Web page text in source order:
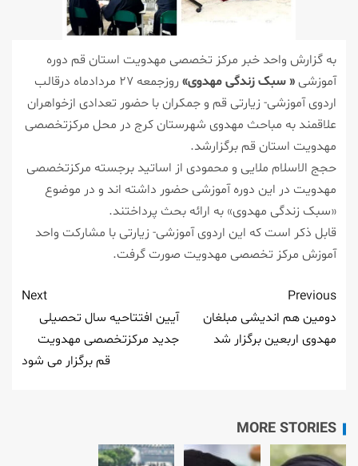
به گزارش واحد خبر مرکز تخصصی مهدویت استان قم دوره
آموزشی « سبک زندگی مهدوی»
روزجمعه ۲۷ مردادماه درقالب
اردوی آموزشی- زیارتی قم و جمکران با حضور تعدادی ازخواهران
علاقمند به مباحث مهدوی شهرستان کرج در محل مرکزتخصصی
مهدویت استان قم برگزارشد.
حجج الاسلام ملایی و محمودی از اساتید برجسته مرکزتخصصی
مهدویت در این دوره آموزشی حضور داشته اند و در موضوع
«سبک زندگی مهدوی» به ارائه بحث پرداختند.
قابل ذکر است که این اردوی آموزشی- زیارتی با مشارکت واحد
آموزش مرکز تخصصی مهدویت صورت گرفت.
Previous
دومین هم اندیشی مبلغان
مهدوی اربعین برگزار شد
Next
آیین افتتاحیه سال تحصیلی
جدید مرکزتخصصی مهدویت
قم برگزار می شود
MORE STORIES